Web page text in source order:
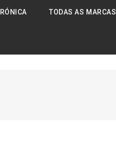
TODAS AS MARCAS